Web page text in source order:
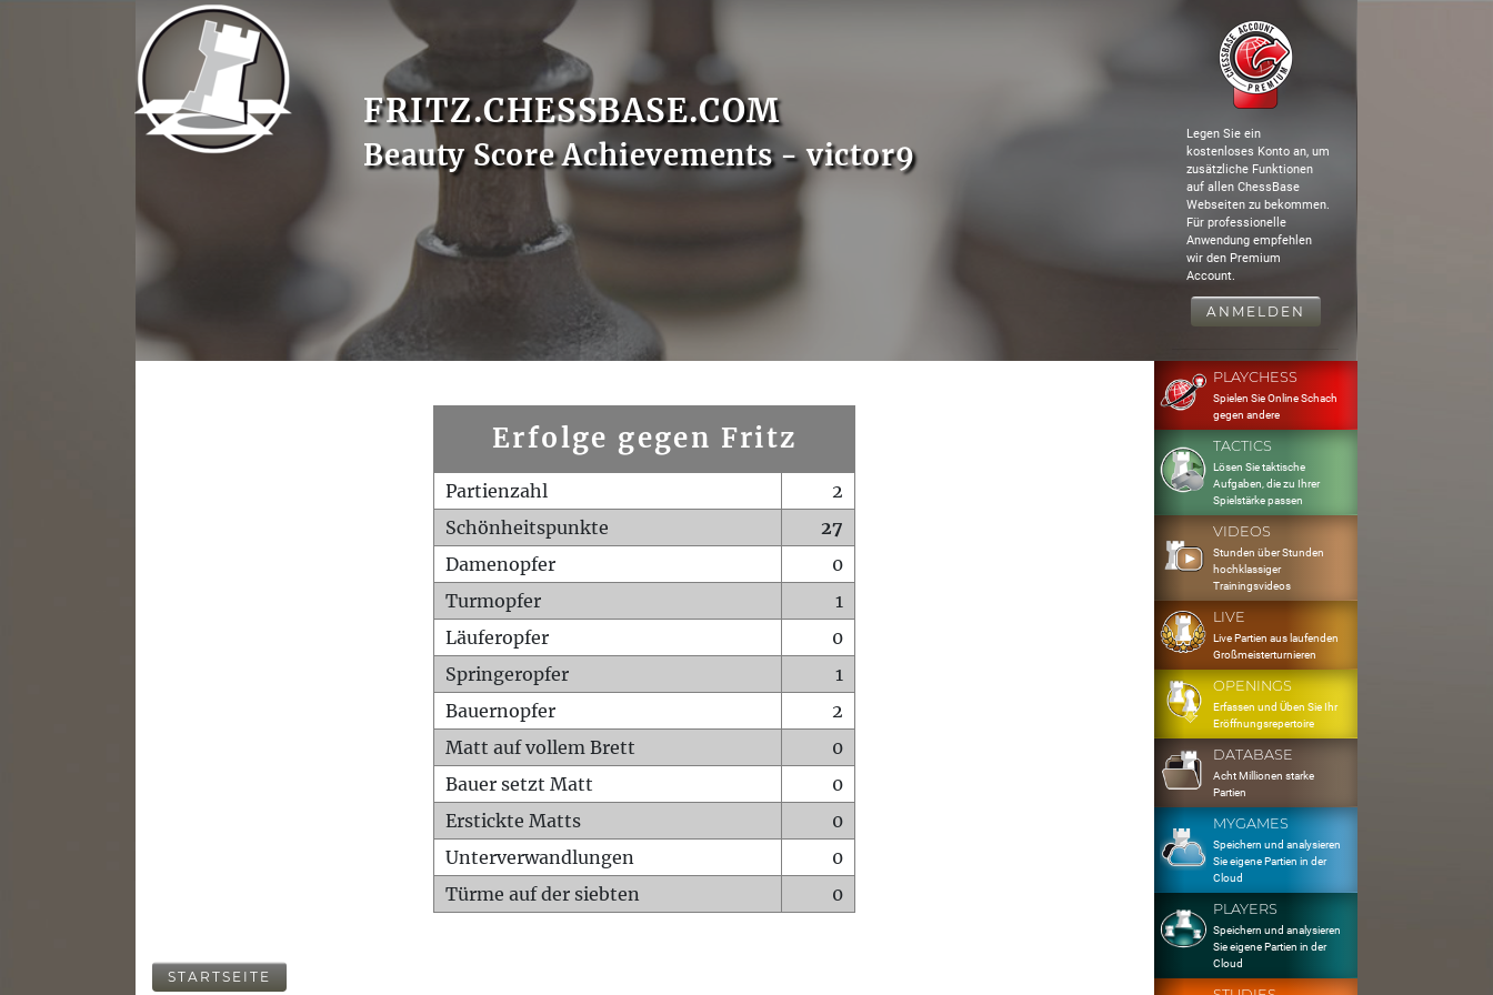
FRITZ.CHESSBASE.COM
Beauty Score Achievements - victor9
Legen Sie ein
kostenloses Konto an, um
zusätzliche Funktionen
auf allen ChessBase
Webseiten zu bekommen.
Für professionelle
Anwendung empfehlen
wir den Premium
Account.
ANMELDEN
Erfolge gegen Fritz
Partienzahl
2
Schönheitspunkte
27
Damenopfer
0
Turmopfer
1
Läuferopfer
0
Springeropfer
1
Bauernopfer
2
Matt auf vollem Brett
0
Bauer setzt Matt
0
Erstickte Matts
0
Unterverwandlungen
0
Türme auf der siebten
0
STARTSEITE
PLAYCHESS
Spielen Sie Online Schach
gegen andere
TACTICS
Lösen Sie taktische
Aufgaben, die zu Ihrer
Spielstärke passen
VIDEOS
Stunden über Stunden
hochklassiger
Trainingsvideos
LIVE
Live Partien aus laufenden
Großmeisterturnieren
OPENINGS
Erfassen und Üben Sie Ihr
Eröffnungsrepertoire
DATABASE
Acht Millionen starke
Partien
MYGAMES
Speichern und analysieren
Sie eigene Partien in der
Cloud
PLAYERS
Speichern und analysieren
Sie eigene Partien in der
Cloud